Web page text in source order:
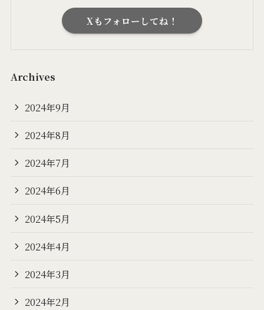
Xもフォローしてね！
Archives
2024年9月
2024年8月
2024年7月
2024年6月
2024年5月
2024年4月
2024年3月
2024年2月